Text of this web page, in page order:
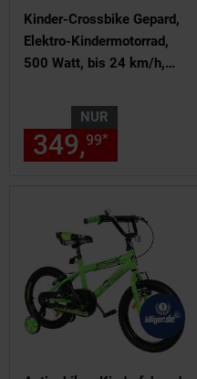
Kinder-Crossbike Gepard,
Elektro-Kindermotorrad,
500 Watt, bis 24 km/h,
NUR
349,99*